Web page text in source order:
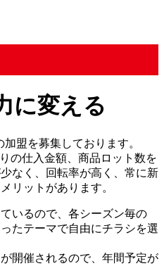
に変える
盟を募集しております。
の仕入金額、商品ロット数を
なく、回転率が高く、常に新
リットがあります。
いるので、各シーズン毎の
たテーマで自由にチラシを選
開催されるので、年間予定が